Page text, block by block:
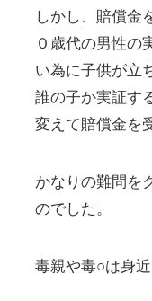
しかし、賠償金
０歳代の男性の
い為に子供が立
誰の子か実証す
変えて賠償金を
かなりの難問を
のでした。
毒親や毒○は身